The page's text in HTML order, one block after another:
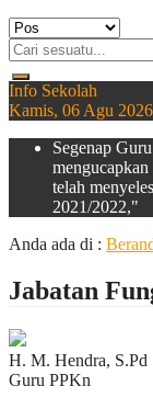
Info Sekolah
Kamis, 06 Agu 2026
Segenap
telah
2021/2022,"
Anda ada di :
Jabatan
H. M. Hendra, S.Pd
Guru PPKn